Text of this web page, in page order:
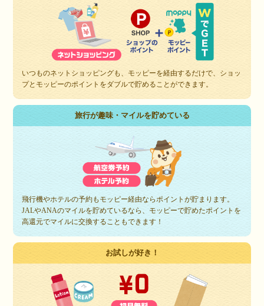
いつものネットショッピングも、モッピーを経由するだけで、ショッ
プとモッピーのポイントをダブルで貯めることができます。
旅行が趣味・マイルを貯めている
飛行機やホテルの予約もモッピー経由ならポイントが貯まります。
JALやANAのマイルを貯めているなら、モッピーで貯めたポイントを
高還元でマイルに交換することもできます！
お試しが好き！